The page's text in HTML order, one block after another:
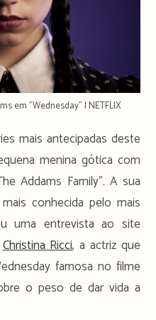
em "Wednesday" | NETFLIX
mais antecipadas deste
menina gótica com
Addams Family”. A sua
conhecida pelo mais
uma entrevista ao site
Christina Ricci, a actriz que
famosa no filme
o peso de dar vida a